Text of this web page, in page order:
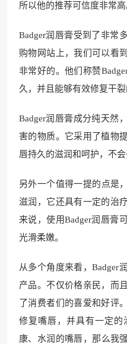
所以他的推荐可信度非常高
Badger润唇膏受到了非常
购物网站上，我们可以看
非常好的。他们称赞
久，并且能够有效修复干裂
Badger润唇膏成分纯天然
害的物质。它采用了植物
唇持久的滋润和呵护，不会
另外一个值得一提的点是
滋润，它还具有一定的治
来说，使用Badger润唇膏
光滑柔嫩。
从多个角度来看，Badger
产品。不仅价格亲民，而
了消费者们的喜爱和好评
修复嘴唇，并具有一定
康、水润的嘴唇，那么我